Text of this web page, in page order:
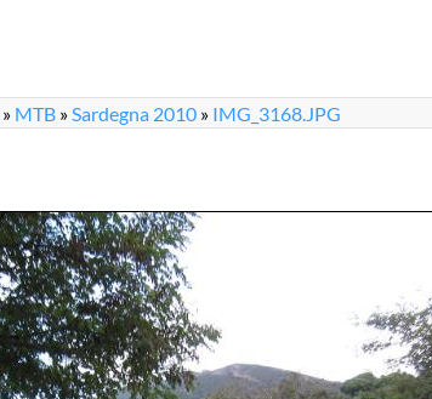
» MTB »Sardegna 2010 » IMG_3168.JPG